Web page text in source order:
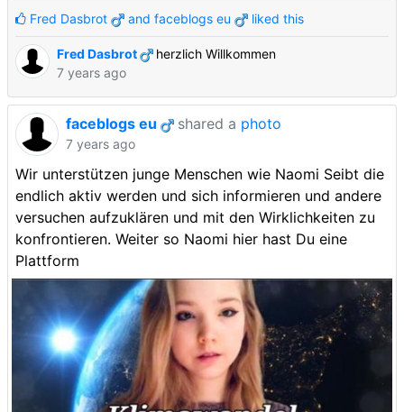
Fred Dasbrot and faceblogs eu liked this
Fred Dasbrot
herzlich Willkommen
7 years ago
faceblogs eu shared a photo
7 years ago
Wir unterstützen junge Menschen wie Naomi Seibt die
endlich aktiv werden und sich informieren und andere
versuchen aufzuklären und mit den Wirklichkeiten zu
konfrontieren. Weiter so Naomi hier hast Du eine
Plattform